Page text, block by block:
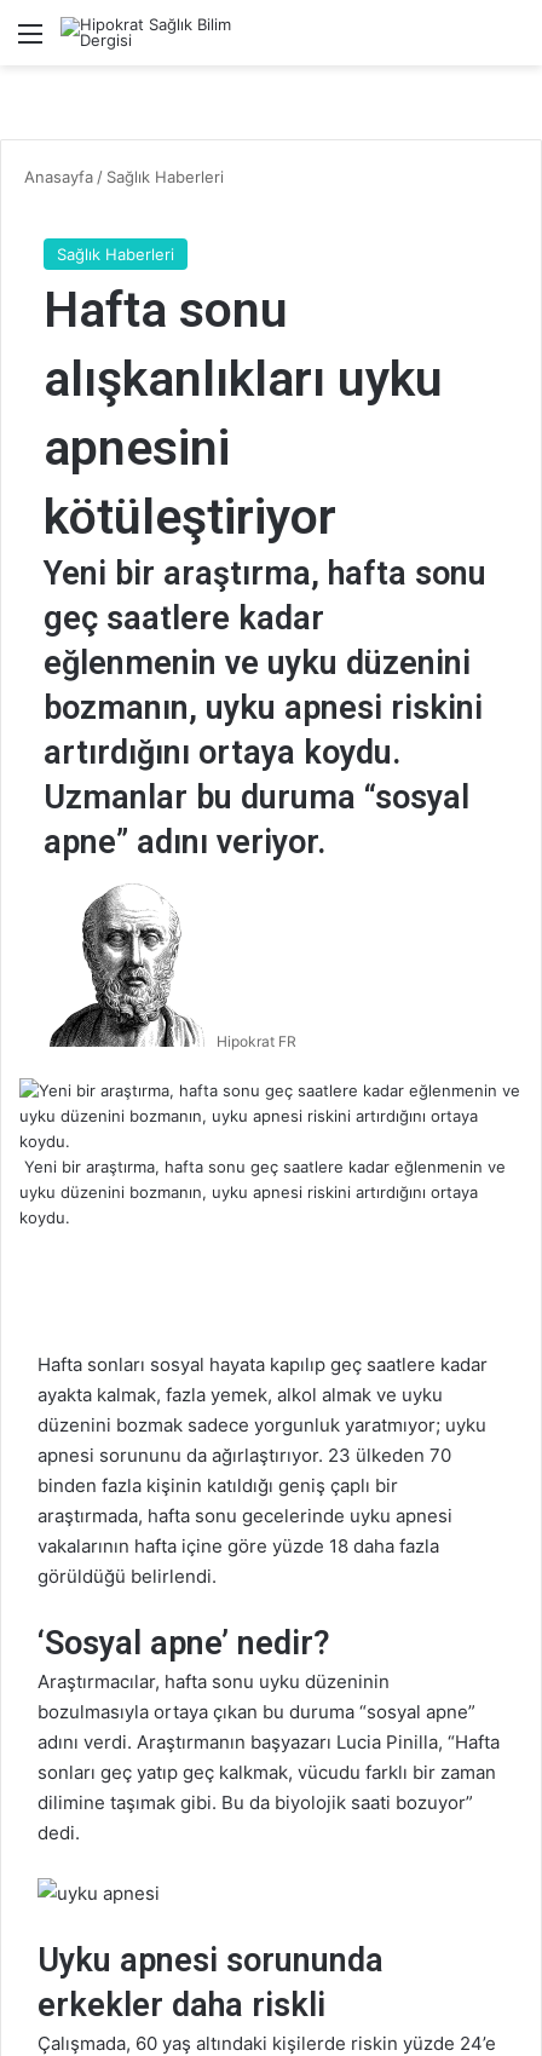
Menü
Anasayfa / Sağlık Haberleri
Sağlık Haberleri
Hafta sonu
alışkanlıkları uyku
apnesini
kötüleştiriyor
Yeni bir araştırma, hafta sonu
geç saatlere kadar
eğlenmenin ve uyku düzenini
bozmanın, uyku apnesi riskini
artırdığını ortaya koydu.
Uzmanlar bu duruma “sosyal
apne” adını veriyor.
Hipokrat FR
t
a
ö
n
Yeni bir araştırma, hafta sonu geç saatlere kadar eğlenmenin ve
uyku düzenini bozmanın, uyku apnesi riskini artırdığını ortaya
koydu.
Hafta sonları sosyal hayata kapılıp geç saatlere kadar
ayakta kalmak, fazla yemek, alkol almak ve uyku
düzenini bozmak sadece yorgunluk yaratmıyor; uyku
apnesi sorununu da ağırlaştırıyor. 23 ülkeden 70
binden fazla kişinin katıldığı geniş çaplı bir
araştırmada, hafta sonu gecelerinde uyku apnesi
vakalarının hafta içine göre yüzde 18 daha fazla
görüldüğü belirlendi.
‘Sosyal apne’ nedir?
Araştırmacılar, hafta sonu uyku düzeninin
bozulmasıyla ortaya çıkan bu duruma “sosyal apne”
adını verdi. Araştırmanın başyazarı Lucia Pinilla, “Hafta
sonları geç yatıp geç kalkmak, vücudu farklı bir zaman
dilimine taşımak gibi. Bu da biyolojik saati bozuyor”
dedi.
Uyku apnesi sorununda
erkekler daha riskli
Çalışmada, 60 yaş altındaki kişilerde riskin yüzde 24’e